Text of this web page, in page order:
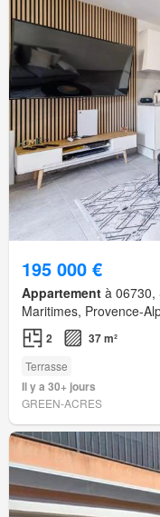
195 000 €
Appartement à 06730,
Maritimes, Provence-
2 37 m²
Terrasse
Il y a 30+ jours
GREEN-ACRES